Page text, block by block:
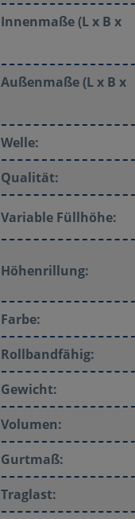
Innenmaße (L x B x
Außenmaße (L x B x
Welle:
Qualität:
Variable Füllhöhe:
Höhenrillung:
Farbe:
Rollbandfähig:
Gewicht:
Volumen:
Gurtmaß:
Traglast: